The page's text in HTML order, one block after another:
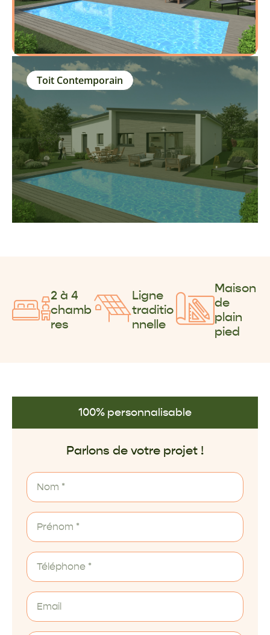
Toit Contemporain
2 à 4
chamb
res
Ligne
traditio
nnelle
Maison
de
plain
pied
100% personnalisable
Parlons de votre projet !